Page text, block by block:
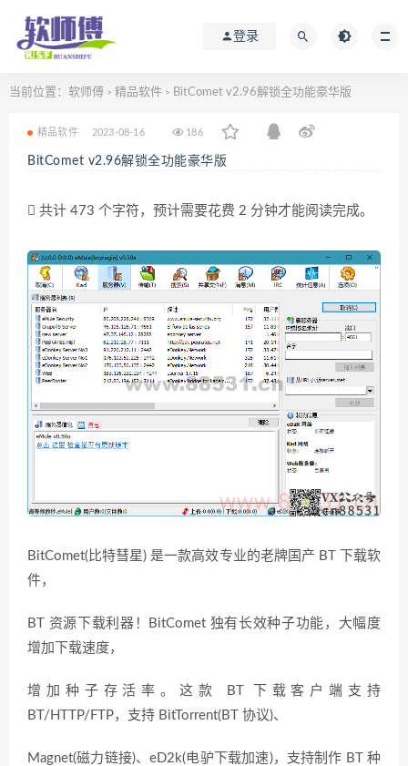
登录
当前位置： 软师傅 > 精品软件 > BitComet v2.96解锁全功能豪华版
精品软件 2023-08-16 186
BitComet v2.96解锁全功能豪华版
共计 473 个字符，预计需要花费 2 分钟才能阅读完成。
BitComet(比特彗星) 是一款高效专业的老牌国产 BT 下载软
件，
BT 资源下载利器！BitComet 独有长效种子功能，大幅度
增加下载速度，
增加种子存活率。这款 BT 下载客户端支持
BT/HTTP/FTP，支持 BitTorrent(BT 协议)、
Magnet(磁力链接)、eD2k(电驴下载加速)，支持制作 BT 种